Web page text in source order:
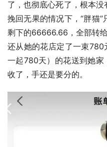
了，也彻底心死了，根本
挽回无果的情况下，“胖猫
剩下的66666.66，全部转给
还从她的花店定了一束780
一起780天）的花送到她家
收了，手还是要分的。